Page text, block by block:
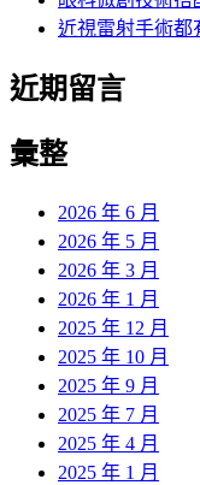
近視雷射手術都
近期留言
彙整
2026 年 6 月
2026 年 5 月
2026 年 3 月
2026 年 1 月
2025 年 12 月
2025 年 10 月
2025 年 9 月
2025 年 7 月
2025 年 4 月
2025 年 1 月